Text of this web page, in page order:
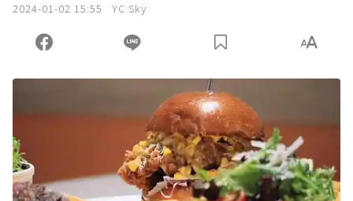
2024-01-02 15:55 YC Sky